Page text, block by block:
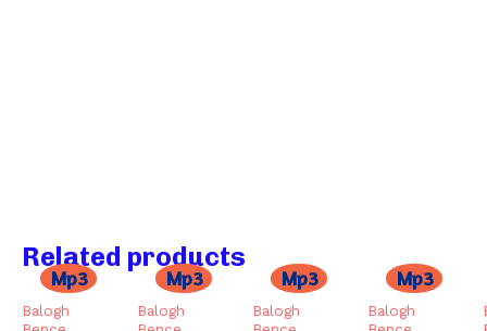
Related products
Mp3
Balogh
Mp3
Balogh
Mp3
Balogh
Mp3
Balogh